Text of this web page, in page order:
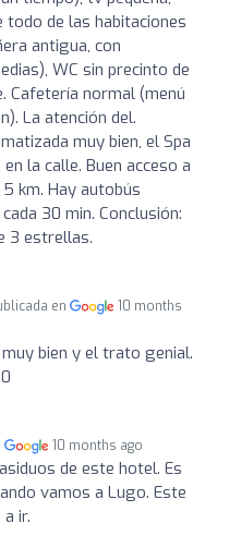
de las habitaciones
antigua, con
WC sin precinto de
Cafetería normal (menú
La atención del.
muy bien, el Spa
la calle. Buen acceso a
km. Hay autobús
30 min. Conclusión:
3 estrellas.
en
10 months
bien y el trato genial.
10 months ago
de este hotel. Es
vamos a Lugo. Este
ir.